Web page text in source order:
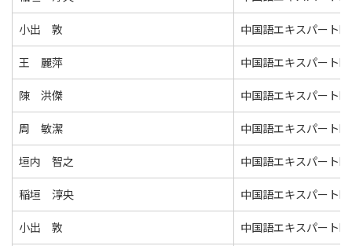
小出 敦 中国語エキスパートⅡ
王 麗萍 中国語エキスパートⅡ
陳 洪傑 中国語エキスパートⅡ
周 敏潔 中国語エキスパートⅡ
垣内 智之 中国語エキスパートⅡ
稲垣 淳央 中国語エキスパートⅡ
小出 敦 中国語エキスパートⅡ